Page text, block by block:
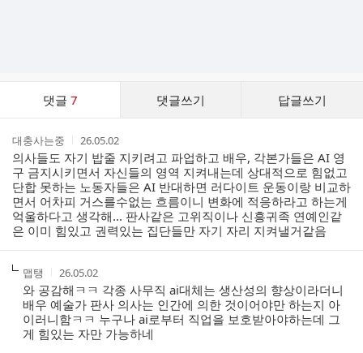
댓글 7 댓글쓰기 답글쓰기
작
성
자
대충사는중
작
성
시
간
26.05.02
의사들도 자기 밥줄 지키려고 파업하고 배우, 각본가들은 AI 영
구 금지시키면서 자신들의 영역 지켜내는데 상대적으로 힘없고
단합 못하는 노동자들은 AI 반대하면 러다이트 운동이랑 비교하
면서 어차피 거스를수없는 흐름이니 변화에 적응하라고 하는게
억울하다고 생각해... 판사같은 고위직이나 신흥귀족 연예인같
은 이미 힘있고 권력있는 집단들만 자기 자리 지켜낼거같음
작
성
자
맵탱
작
성
시
간
26.05.02
와 공감해ㅋㅋ 각종 사무직 ai대체는 생산성의 향상이라더니
배우 예술가 판사 의사는 인간에 의한 것이어야만 하는지 아
이러니함ㅋㅋ 누구나 ai로부터 직업을 보호받아야하는데 그
게 힘있는 자만 가능하네